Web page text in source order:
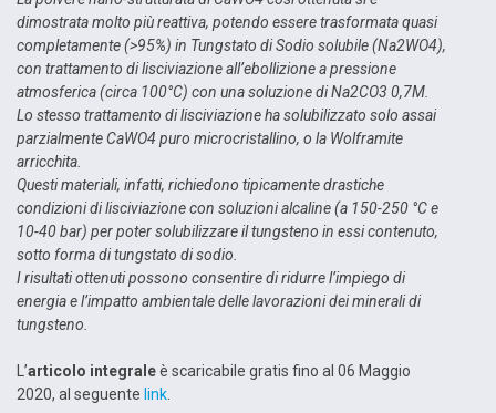
dimostrata molto più reattiva, potendo essere trasformata quasi
completamente (>95%) in Tungstato di Sodio solubile (Na2WO4),
con trattamento di lisciviazione all’ebollizione a pressione
atmosferica (circa 100°C) con una soluzione di Na2CO3 0,7M.
Lo stesso trattamento di lisciviazione ha solubilizzato solo assai
parzialmente CaWO4 puro microcristallino, o la Wolframite
arricchita.
Questi materiali, infatti, richiedono tipicamente drastiche
condizioni di lisciviazione con soluzioni alcaline (a 150-250 °C e
10-40 bar) per poter solubilizzare il tungsteno in essi contenuto,
sotto forma di tungstato di sodio.
I risultati ottenuti possono consentire di ridurre l’impiego di
energia e l’impatto ambientale delle lavorazioni dei minerali di
tungsteno.
L’articolo integraleè scaricabile gratis fino al 06 Maggio
2020, al seguente link